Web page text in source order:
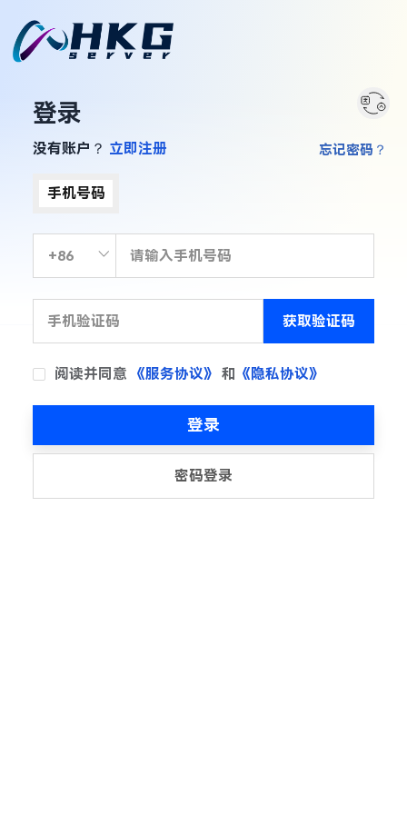
登录
没有账户？ 立即注册
手机号码
获取验证码
阅读并同意 《服务协议》 和 《隐私协议》
忘记密码？
登录
密码登录